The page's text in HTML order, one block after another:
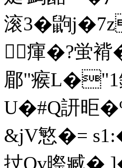
滚3�鼩
３瘒�?蛍
郿"瘊L�"1
U�#Q訮昛
&jV慜�=
扙Ov暩臧�